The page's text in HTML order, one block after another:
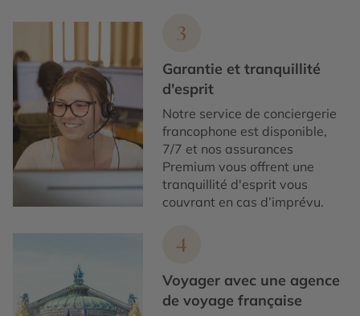
3
Garantie et tranquillité
d'esprit
Notre service de conciergerie
francophone est disponible,
7/7 et nos assurances
Premium vous offrent une
tranquillité d'esprit vous
couvrant en cas d’imprévu.
4
Voyager avec une agence
de voyage française